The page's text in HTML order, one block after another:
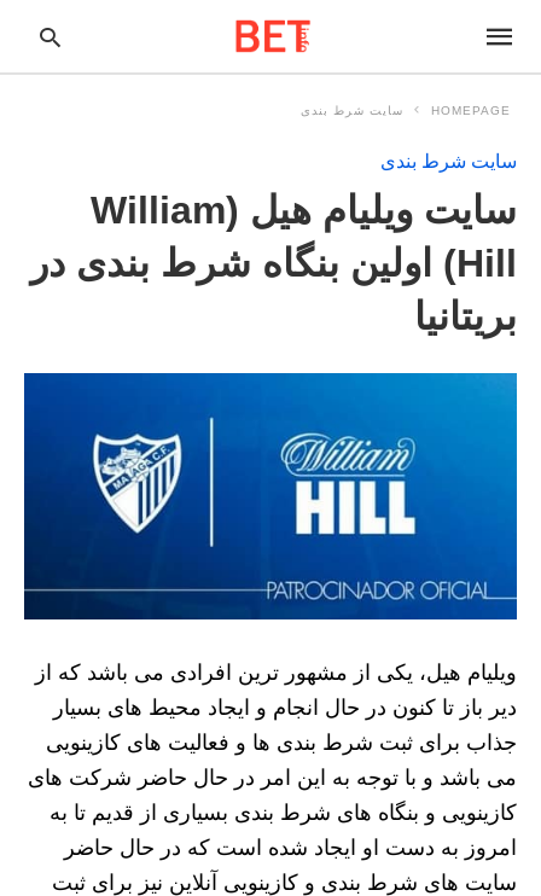
HOMEPAGE سایت شرط بندی
سایت شرط بندی
سایت ویلیام هیل (William
Hill) اولین بنگاه شرط بندی در
بریتانیا
ویلیام هیل، یکی از مشهور ترین افرادی می باشد که از
دیر باز تا کنون در حال انجام و ایجاد محیط های بسیار
جذاب برای ثبت شرط بندی ها و فعالیت های کازینویی
می باشد و با توجه به این امر در حال حاضر شرکت های
کازینویی و بنگاه های شرط بندی بسیاری از قدیم تا به
امروز به دست او ایجاد شده است که در حال حاضر
سایت های شرط بندی و کازینویی آنلاین نیز برای ثبت